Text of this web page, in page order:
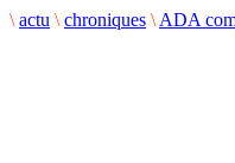
\ actu \ chroniques \ ADA